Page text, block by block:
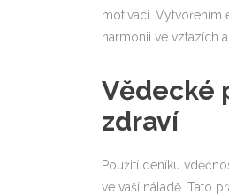
motivaci.
harmonii ve vztazích
Vědecké
zdraví
Použití deníku
ve vaší náladě. Tato